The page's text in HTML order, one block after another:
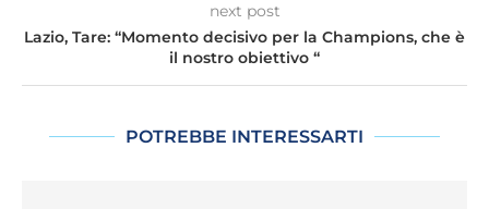
next post
Lazio, Tare: “Momento decisivo per la Champions, che è
il nostro obiettivo “
POTREBBE INTERESSARTI